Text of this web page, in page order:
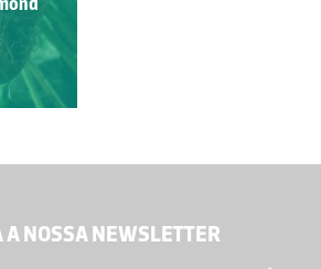
A NOSSA NEWSLETTER